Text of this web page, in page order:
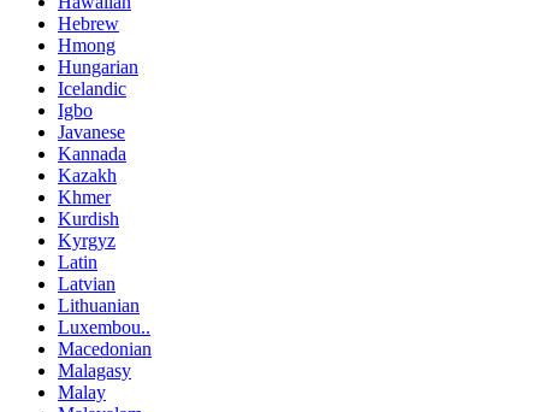
Hebrew
Hmong
Hungarian
Icelandic
Igbo
Javanese
Kannada
Kazakh
Khmer
Kurdish
Kyrgyz
Latin
Latvian
Lithuanian
Luxembou..
Macedonian
Malagasy
Malay